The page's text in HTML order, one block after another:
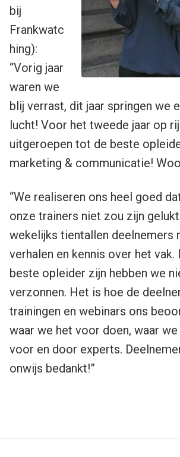
bij
Frankwatc
hing):
“Vorig jaar
waren we
blij verrast, dit jaar springen we
lucht! Voor het tweede jaar op
uitgeroepen tot de beste
marketing & communicatie!
“We realiseren ons heel goed
onze trainers niet zou zijn
wekelijks tientallen deelnemers
verhalen en kennis over het vak.
beste opleider zijn hebben we
verzonnen. Het is hoe de
trainingen en webinars ons
waar we het voor doen, waar
voor en door experts.
onwijs bedankt!”